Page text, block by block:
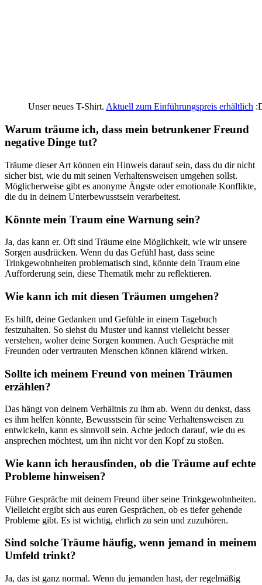
Unser neues T-Shirt. Aktuell zum Einführungspreis erhältlich
Warum ‌träume ⁢ich, dass mein‍ betrunkener⁣ Freund
negative Dinge tut?
Träume ⁢dieser Art können ein Hinweis darauf sein, dass du dir‌ nicht
sicher ⁤bist, wie du⁣ mit ⁢seinen Verhaltensweisen umgehen sollst.
Möglicherweise gibt es anonyme ‍Ängste oder emotionale Konflikte,
die du in deinem Unterbewusstsein verarbeitest.
Könnte‌ mein Traum eine Warnung sein?
Ja, ⁤das kann er. Oft ⁢sind Träume‌ eine ​Möglichkeit, wie wir‌ unsere
⁤Sorgen⁢ ausdrücken. ‌Wenn du das Gefühl⁣ hast, dass seine
Trinkgewohnheiten problematisch sind, könnte ⁣dein⁣ Traum eine ​
Aufforderung sein, diese Thematik mehr​ zu reflektieren.
Wie kann​ ich‍ mit diesen Träumen umgehen?
Es hilft, deine Gedanken ‍und Gefühle in einem Tagebuch​
festzuhalten. ⁤So siehst du Muster und kannst vielleicht ‌besser
verstehen, woher deine Sorgen kommen.‌ Auch​ Gespräche‌ mit
Freunden oder vertrauten Menschen können klärend wirken.
Sollte ich meinem Freund von meinen Träumen
erzählen?
Das hängt⁤ von deinem Verhältnis zu ‍ihm ab. ‍Wenn du denkst, dass
es ihm helfen‍ könnte, Bewusstsein für seine Verhaltensweisen zu
entwickeln, kann es sinnvoll sein. ‍Achte ‌jedoch⁣ darauf, ⁣wie du​ es​
ansprechen möchtest, um ihn nicht vor den Kopf zu stoßen.
Wie kann ich‍ herausfinden, ob die Träume ⁢auf ⁤echte‍
Probleme hinweisen?
Führe Gespräche ⁤mit deinem Freund⁢ über seine‌ Trinkgewohnheiten.
Vielleicht⁢ ergibt sich‌ aus euren Gesprächen,⁤ ob es tiefer gehende
Probleme‍ gibt. Es ist⁤ wichtig, ‌ehrlich ⁢zu ⁤sein und zuzuhören.
Sind solche Träume ​häufig,​ wenn ⁢jemand‌ in meinem
Umfeld trinkt?
Ja, das ist ganz⁣ normal. Wenn ​du jemanden hast, der regelmäßig